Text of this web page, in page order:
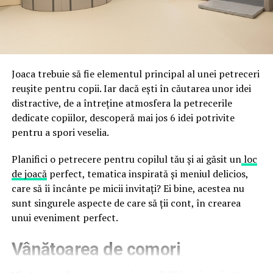
împreună, nu în tensiune una cu cealaltă, pe toată
durata de viață a amenajării, indiferent de câte sezoane
Directoratul Național de Securitate Cibernetică (DNSC)
false până la tentative de furt al datelor personale și
financiare. Instituția recomandă verificarea atentă a
sursei mesajelor și raportarea incidentelor la numărul
unic 1911.
Campaniile identificate în ultimele săptămâni folosesc
false de streaming, coduri QR malițioase și mesaje care
promit bilete, rambursări, premii sau acces gratuit la
meciuri. FBI a emis în luna mai un avertisment privind
site-urile care clonează platforma oficială prin
modificări minore ale denumirii domeniului, precum
a colecta date personale și bancare.
Joaca trebuie să fie elementul principal al unei petreceri
reușite pentru copii. Iar dacă ești în căutarea unor idei
distractive, de a întreține atmosfera la petrecerile
dedicate copiilor, descoperă mai jos 6 idei potrivite
pentru a spori veselia.
Planifici o petrecere pentru copilul tău și ai găsit unloc
de joacăperfect, tematica inspirată și meniul delicios,
care să îi încânte pe micii invitați? Ei bine, acestea nu
sunt singurele aspecte de care să ții cont, în crearea
unui eveniment perfect.
Vânătoarea de comori